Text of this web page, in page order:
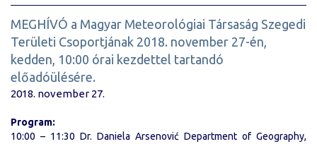
MEGHÍVÓ a Magyar Meteorológiai Társaság Szegedi
Területi Csoportjának 2018. november 27-én,
kedden, 10:00 órai kezdettel tartandó
előadóülésére.
2018. november 27.
Program:
10:00 – 11:30 Dr. Daniela Arsenović Department of Geography,